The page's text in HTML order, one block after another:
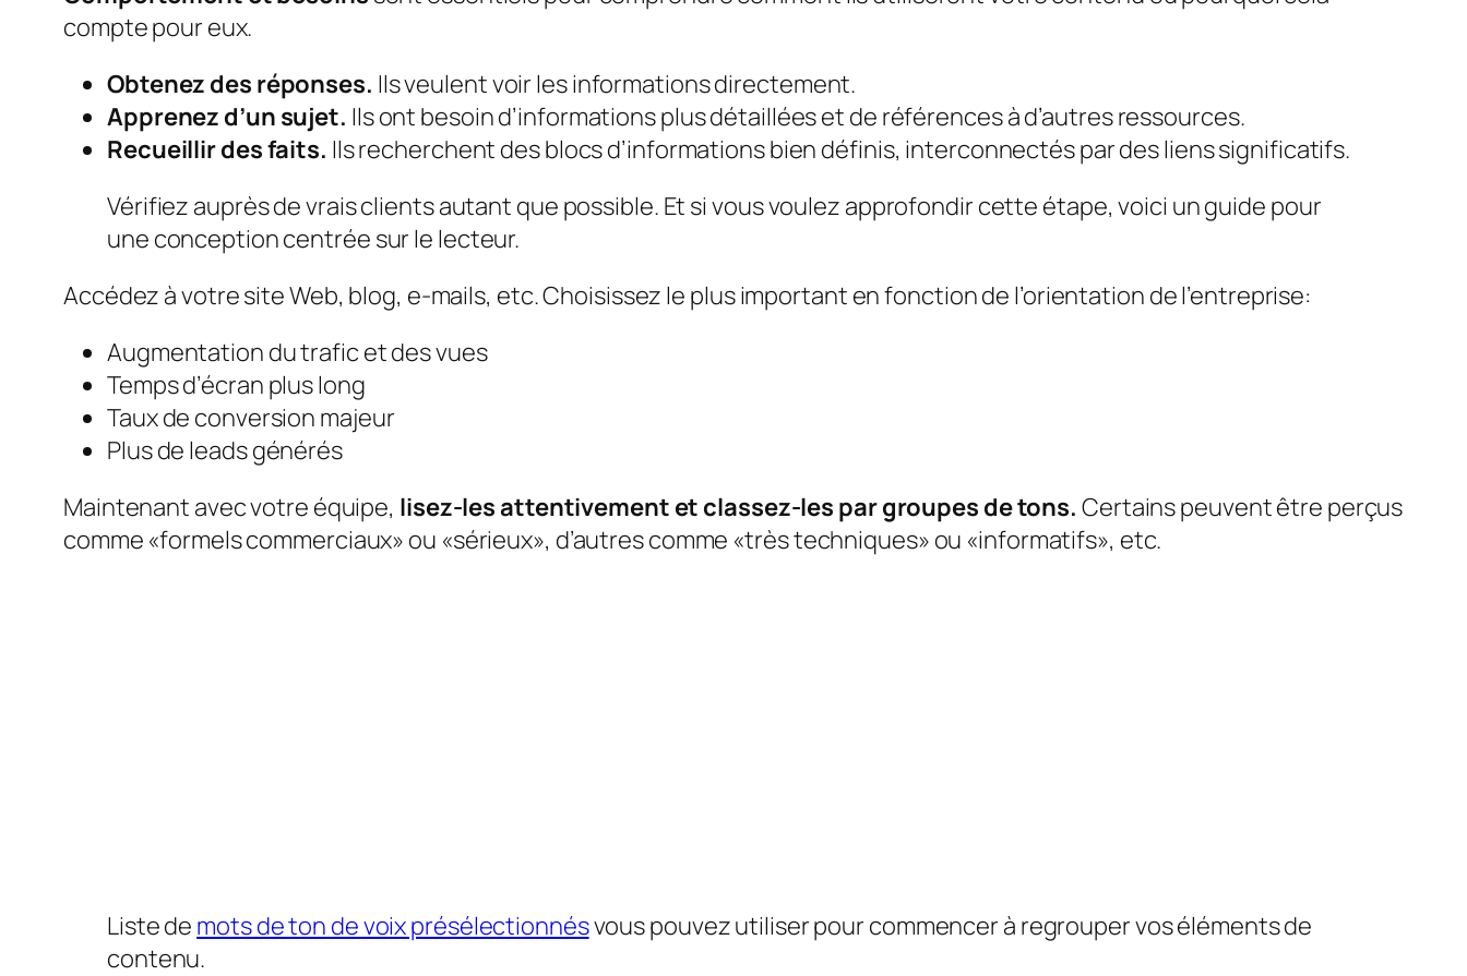
compte pour eux.
Obtenez des réponses. Ils veulent voir les informations directement.
Apprenez d’un sujet. Ils ont besoin d’informations plus détaillées et de références à d’autres ressources.
Recueillir des faits. Ils recherchent des blocs d’informations bien définis, interconnectés par des liens significatifs.
Vérifiez auprès de vrais clients autant que possible. Et si vous voulez approfondir cette étape, voici un guide pour
une conception centrée sur le lecteur.
Accédez à votre site Web, blog, e-mails, etc. Choisissez le plus important en fonction de l’orientation de l’entreprise:
Augmentation du trafic et des vues
Temps d’écran plus long
Taux de conversion majeur
Plus de leads générés
Maintenant avec votre équipe, lisez-les attentivement et classez-les par groupes de tons. Certains peuvent être perçus
comme «formels commerciaux» ou «sérieux», d’autres comme «très techniques» ou «informatifs», etc.
Liste de mots de ton de voix présélectionnésvous pouvez utiliser pour commencer à regrouper vos éléments de
contenu.